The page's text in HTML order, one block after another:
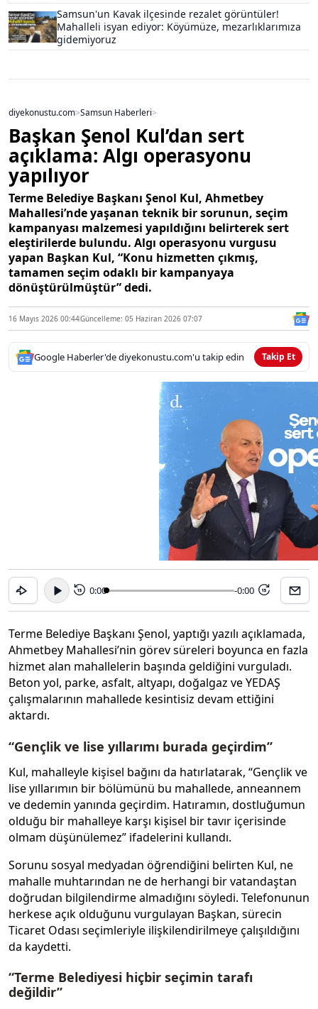
Samsun'un Kavak ilçesinde rezalet görüntüler!
Mahalleli isyan ediyor: Köyümüze, mezarlıklarımıza
gidemiyoruz
diyekonustu.com>Samsun Haberleri>
Başkan Şenol Kul’dan sert
açıklama: Algı operasyonu
yapılıyor
Terme Belediye Başkanı Şenol Kul, Ahmetbey
Mahallesi’nde yaşanan teknik bir sorunun, seçim
kampanyası malzemesi yapıldığını belirterek sert
eleştirilerde bulundu. Algı operasyonu vurgusu
yapan Başkan Kul, “Konu hizmetten çıkmış,
tamamen seçim odaklı bir kampanyaya
dönüştürülmüştür” dedi.
16 Mayıs 2026 00:44Güncelleme: 05 Haziran 2026 07:07
Google Haberler'de diyekonustu.com'u takip edin Takip Et
15 0:00 -0:00 15
Terme Belediye Başkanı Şenol, yaptığı yazılı açıklamada,
Ahmetbey Mahallesi’nin görev süreleri boyunca en fazla
hizmet alan mahallelerin başında geldiğini vurguladı.
Beton yol, parke, asfalt, altyapı, doğalgaz ve YEDAŞ
çalışmalarının mahallede kesintisiz devam ettiğini
aktardı.
“Gençlik ve lise yıllarımı burada geçirdim”
Kul, mahalleyle kişisel bağını da hatırlatarak, “Gençlik ve
lise yıllarımın bir bölümünü bu mahallede, anneannem
ve dedemin yanında geçirdim. Hatıramın, dostluğumun
olduğu bir mahalleye karşı kişisel bir tavır içerisinde
olmam düşünülemez” ifadelerini kullandı.
Sorunu sosyal medyadan öğrendiğini belirten Kul, ne
mahalle muhtarından ne de herhangi bir vatandaştan
doğrudan bilgilendirme almadığını söyledi. Telefonunun
herkese açık olduğunu vurgulayan Başkan, sürecin
Ticaret Odası seçimleriyle ilişkilendirilmeye çalışıldığını
da kaydetti.
“Terme Belediyesi hiçbir seçimin tarafı
değildir”